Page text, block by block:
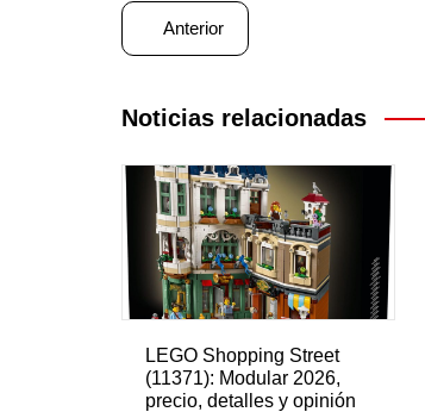
Navegación
de
entradas
Anterior
Noticias relacionadas
LEGO Shopping Street
(11371): Modular 2026,
precio, detalles y opinión